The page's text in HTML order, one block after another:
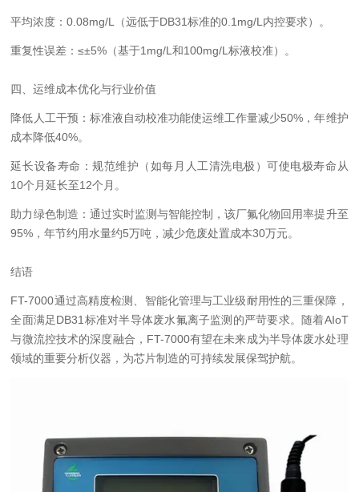
平均浓度：0.08mg/L（远低于DB31标准的0.1mg/L内控要求）。
重复性误差：≤±5%（基于1mg/L和100mg/L标液校准）。
四、运维成本优化与行业价值
降低人工干预：标准液自动校准功能使运维工作量减少50%，年维护
成本降低40%。
延长设备寿命：规范维护（如每月人工清洗电极）可使电极寿命从
10个月延长至12个月。
助力绿色制造：通过实时监测与智能控制，该厂氟化物回用率提升至
95%，年节约用水量约5万吨，减少危废处置成本30万元。
结语
FT-7000通过高精度检测、智能化管理与工业级耐用性的三重保障，
全面满足DB31标准对半导体废水氟离子监测的严苛要求。随着AIoT
与微流控技术的深度融合，FT-7000有望在未来成为半导体废水处理
领域的重要分析仪器，为芯片制造的可持续发展保驾护航。